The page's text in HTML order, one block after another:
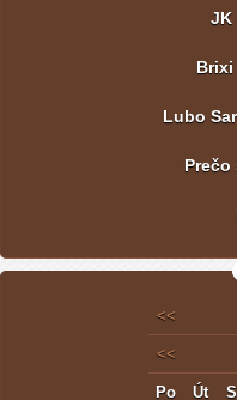
JK
Brixi
Lubo
Prečo
<<
<<
Po Út